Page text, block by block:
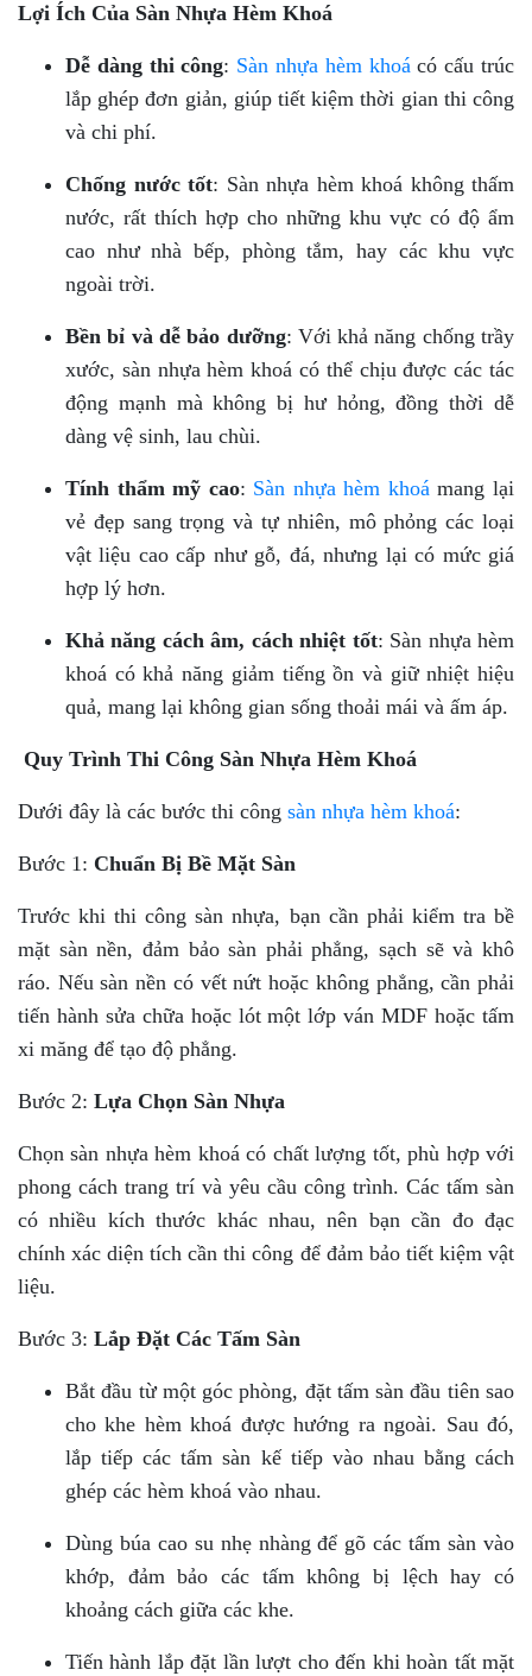
Lợi Ích Của Sàn Nhựa Hèm Khoá
Dễ dàng thi công: Sàn nhựa hèm khoácó cấu trúc
lắp ghép đơn giản, giúp tiết kiệm thời gian thi công
và chi phí.
Chống nước tốt: Sàn nhựa hèm khoá không thấm
nước, rất thích hợp cho những khu vực có độ ẩm
cao như nhà bếp, phòng tắm, hay các khu vực
ngoài trời.
Bền bỉ và dễ bảo dưỡng: Với khả năng chống trầy
xước, sàn nhựa hèm khoá có thể chịu được các tác
động mạnh mà không bị hư hỏng, đồng thời dễ
dàng vệ sinh, lau chùi.
Tính thẩm mỹ cao: Sàn nhựa hèm khoámang lại
vẻ đẹp sang trọng và tự nhiên, mô phỏng các loại
vật liệu cao cấp như gỗ, đá, nhưng lại có mức giá
hợp lý hơn.
Khả năng cách âm, cách nhiệt tốt: Sàn nhựa hèm
khoá có khả năng giảm tiếng ồn và giữ nhiệt hiệu
quả, mang lại không gian sống thoải mái và ấm áp.
Quy Trình Thi Công Sàn Nhựa Hèm Khoá
Dưới đây là các bước thi công sàn nhựa hèm khoá:
Bước 1: Chuẩn Bị Bề Mặt Sàn
Trước khi thi công sàn nhựa, bạn cần phải kiểm tra bề
mặt sàn nền, đảm bảo sàn phải phẳng, sạch sẽ và khô
ráo. Nếu sàn nền có vết nứt hoặc không phẳng, cần phải
tiến hành sửa chữa hoặc lót một lớp ván MDF hoặc tấm
xi măng để tạo độ phẳng.
Bước 2: Lựa Chọn Sàn Nhựa
Chọn sàn nhựa hèm khoá có chất lượng tốt, phù hợp với
phong cách trang trí và yêu cầu công trình. Các tấm sàn
có nhiều kích thước khác nhau, nên bạn cần đo đạc
chính xác diện tích cần thi công để đảm bảo tiết kiệm vật
liệu.
Bước 3: Lắp Đặt Các Tấm Sàn
Bắt đầu từ một góc phòng, đặt tấm sàn đầu tiên sao
cho khe hèm khoá được hướng ra ngoài. Sau đó,
lắp tiếp các tấm sàn kế tiếp vào nhau bằng cách
ghép các hèm khoá vào nhau.
Dùng búa cao su nhẹ nhàng để gõ các tấm sàn vào
khớp, đảm bảo các tấm không bị lệch hay có
khoảng cách giữa các khe.
Tiến hành lắp đặt lần lượt cho đến khi hoàn tất mặt